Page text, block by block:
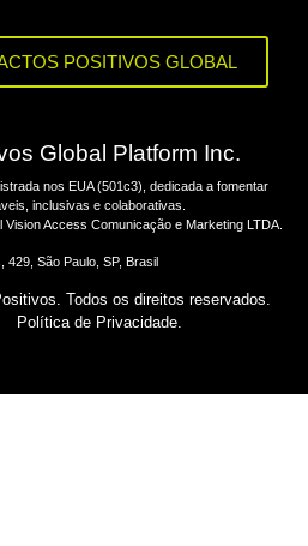
POSITIVOS GLOBAL
Global Platform Inc.
nos EUA (501c3), dedicada a fomentar
inclusivas e colaborativas.
Access Comunicação e Marketing LTDA.
429, São Paulo, SP, Brasil
Todos os direitos reservados.
Política de Privacidade.